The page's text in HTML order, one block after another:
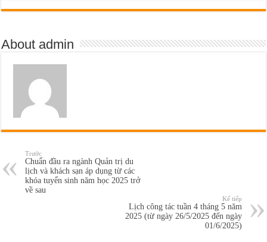
About admin
Trước
Chuẩn đầu ra ngành Quản trị du
lịch và khách sạn áp dụng từ các
khóa tuyển sinh năm học 2025 trở
về sau
Kế tiếp
Lịch công tác tuần 4 tháng 5 năm
2025 (từ ngày 26/5/2025 đến ngày
01/6/2025)